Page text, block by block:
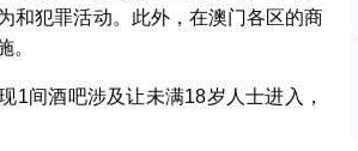
和犯罪活动。此外，在澳门各区的商
。
1间酒吧涉及让未满18岁人士进入，